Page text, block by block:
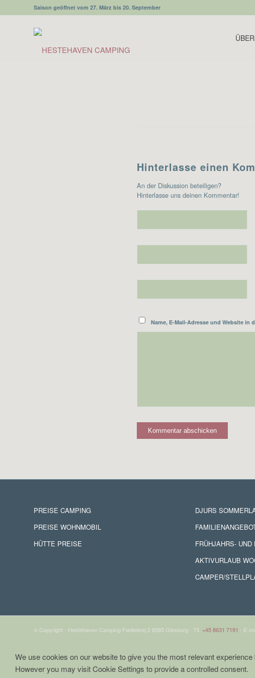
Saison geöffnet vom 27. März bis 20. September
Hinterlasse einen
An der Diskussion beteiligen?
Hinterlasse uns deinen Kommentar!
Name, E-Mail-Adresse und Website in
PREISE CAMPING
PREISE WOHNMOBIL
HÜTTE PREISE
DJURS
FRÜHJAHRS-
AKTIVURLAUB
CAMPER/
© Copyright - Hestehaven Camping Fælledvej 2 8585 Glesborg - Tlf. +45 8631 7191 - E-
We use cookies on our website to give you the most relevant
However you may visit Cookie Settings to provide a controlled consent.